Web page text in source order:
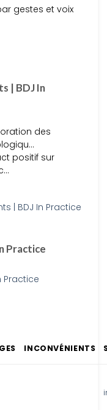
gestes et voix
| BDJ In
des
positif sur
Practice
INCONVÉNIENTS